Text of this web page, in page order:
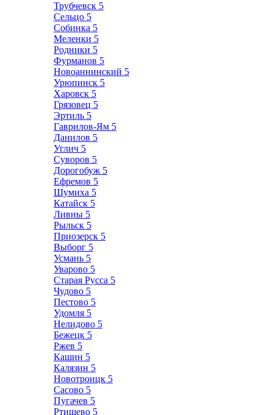
Трубчевск 5
Сельцо 5
Собинка 5
Меленки 5
Родники 5
Фурманов 5
Новоаннинский 5
Урюпинск 5
Харовск 5
Грязовец 5
Эртиль 5
Гаврилов-Ям 5
Данилов 5
Углич 5
Суворов 5
Дорогобуж 5
Ефремов 5
Шумиха 5
Катайск 5
Ливны 5
Рыльск 5
Приозерск 5
Выборг 5
Усмань 5
Уварово 5
Старая Русса 5
Чудово 5
Пестово 5
Удомля 5
Нелидово 5
Бежецк 5
Ржев 5
Кашин 5
Калязин 5
Новотроицк 5
Сасово 5
Пугачев 5
Ртищево 5